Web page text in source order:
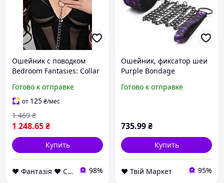
Ошейник с поводком
Bedroom Fantasies: Collar
Fantasy
Готово к отправке
от 125₴/мес
1 248.65₴
1 469 ₴
Купить
❤ Фантазія ❤ Секс шоп інтернет магазин товарів для дорослих ❤ Анонімно 98%
Ошейник, фиксатор шеи
Purple Bondage
Готово к отправке
735.99₴
Купить
❤️ Твій Маркет 95%